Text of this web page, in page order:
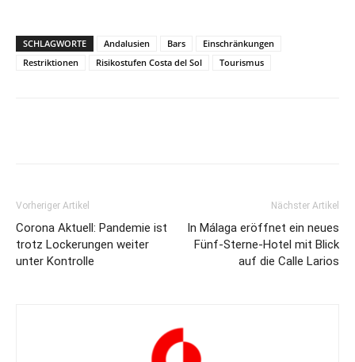
SCHLAGWORTE Andalusien Bars
Einschränkungen
Restriktionen
Risikostufen Costa del Sol Tourismus
Vorheriger Artikel
Corona Aktuell: Pandemie ist
trotz Lockerungen weiter
unter Kontrolle
Nächster Artikel
In Málaga eröffnet ein neues
Fünf-Sterne-Hotel mit Blick
auf die Calle Larios